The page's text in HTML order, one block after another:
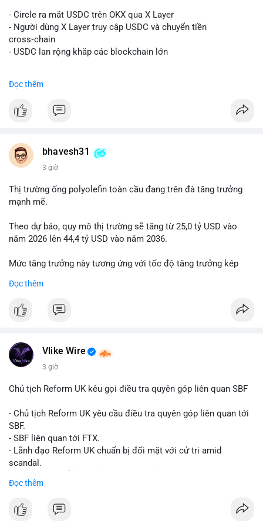
📰 Nguồn: Decrypt
- Circle ra mắt USDC trên OKX qua X Layer
- Người dùng X Layer truy cập USDC và chuyển tiền
cross‑chain
- USDC lan rộng khắp các blockchain lớn
📰 Nguồn: Cointelegraph
Đọc thêm
bhavesh31
3 giờ
Thị trường ống polyolefin toàn cầu đang trên đà tăng trưởng
mạnh mẽ.
Theo dự báo, quy mô thị trường sẽ tăng từ 25,0 tỷ USD vào
năm 2026 lên 44,4 tỷ USD vào năm 2036.
Mức tăng trưởng này tương ứng với tốc độ tăng trưởng kép
nhà đầu tư trong ngành vật liệu xây dựng và hạ tầng.
nhựa polyolefin trong tương lai?
Đọc thêm
Vlike Wire
3 giờ
Chủ tịch Reform UK kêu gọi điều tra quyên góp liên quan SBF
- Chủ tịch Reform UK yêu cầu điều tra quyên góp liên quan tới
SBF.
- SBF liên quan tới FTX.
- Lãnh đạo Reform UK chuẩn bị đối mặt với cử tri amid
scandal.
- Không có thông tin tác động thị trường ngay lập tức.
Đọc thêm